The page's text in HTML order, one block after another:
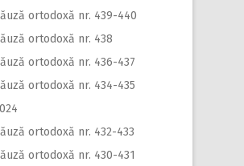
ortodoxă nr. 439-440
ortodoxă nr. 438
ortodoxă nr. 436-437
ortodoxă nr. 434-435
ortodoxă nr. 432-433
ortodoxă nr. 430-431